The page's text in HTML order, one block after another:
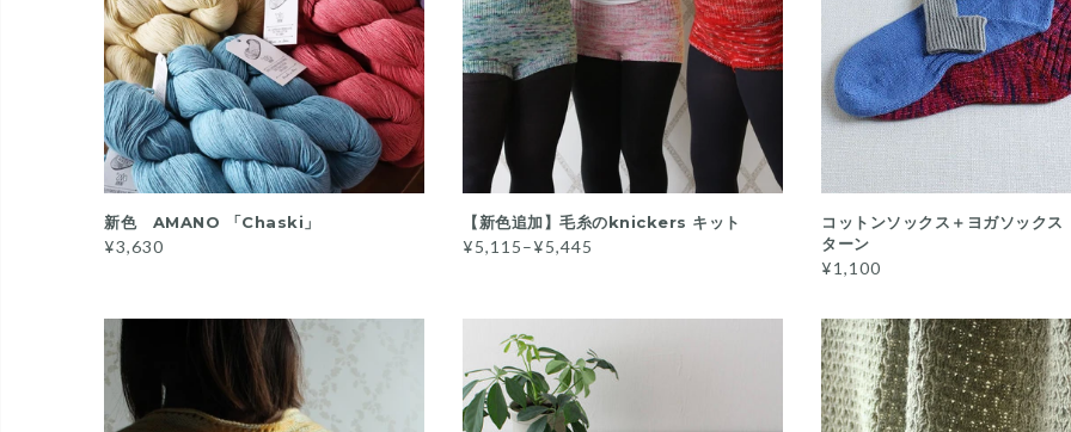
QUICK VIEW
新色 AMANO 「Chaski」
¥3,630
QUICK VIEW
【新色追加】毛糸のknickers キット
¥5,115–¥5,445
カートに入れる
コットンソックス＋ヨガソック
ターン
¥1,100